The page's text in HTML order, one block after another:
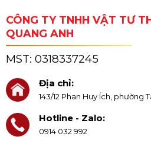
CÔNG TY TNHH VẬT TƯ
QUANG ANH
MST: 0318337245
Địa chỉ:
143/12 Phan Huy Ích, phường
Hotline - Zalo:
0914 032 992